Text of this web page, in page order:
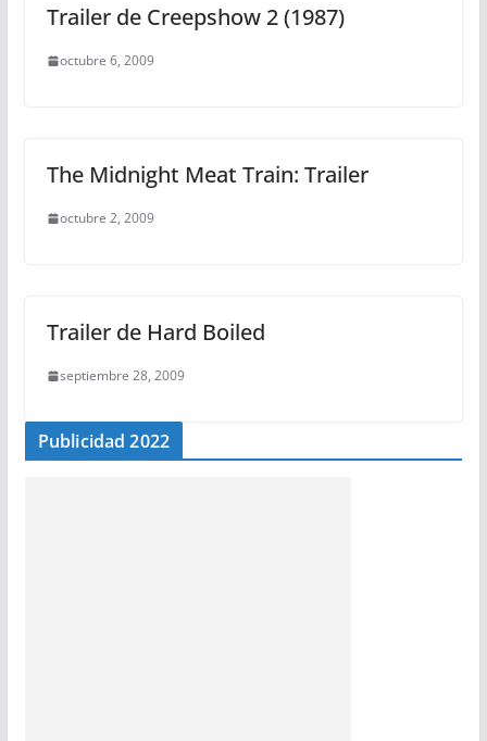
Trailer de Creepshow 2 (1987)
octubre 6, 2009
The Midnight Meat Train: Trailer
octubre 2, 2009
Trailer de Hard Boiled
septiembre 28, 2009
Publicidad 2022